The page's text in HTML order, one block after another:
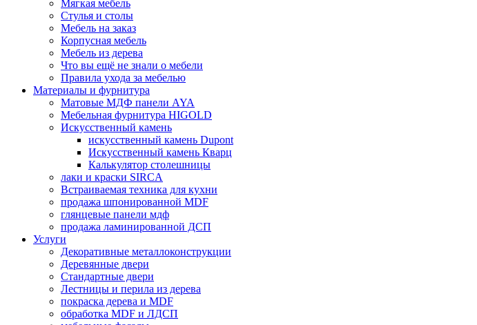
Мягкая мебель
Стулья и столы
Мебель на заказ
Корпусная мебель
Мебель из дерева
Что вы ещё не знали о мебели
Правила ухода за мебелью
Материалы и фурнитура
Матовые МДФ панели AYA
Мебельная фурнитура HIGOLD
Искусственный камень
искусственный камень Dupont
Искусственный камень Кварц
Калькулятор столешницы
лаки и краски SIRCA
Встраиваемая техника для кухни
продажа шпонированной MDF
глянцевые панели мдф
продажа ламинированной ДСП
Услуги
Декоративные металлоконструкции
Деревянные двери
Стандартные двери
Лестницы и перила из дерева
покраска дерева и MDF
обработка MDF и ЛДСП